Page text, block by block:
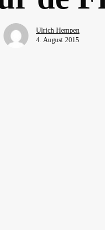
Ulrich Hempen
4. August 2015